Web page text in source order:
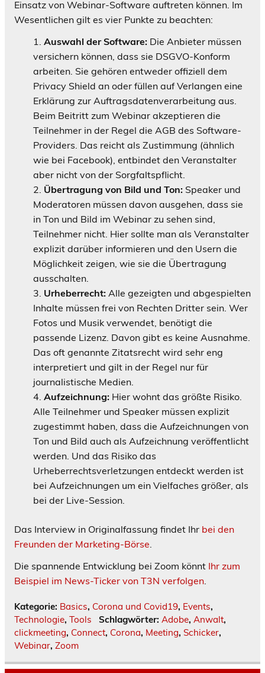
Einsatz von Webinar-Software auftreten können. Im
Wesentlichen gilt es vier Punkte zu beachten:
Auswahl der Software: Die Anbieter müssen
versichern können, dass sie DSGVO-Konform
arbeiten. Sie gehören entweder offiziell dem
Privacy Shield an oder füllen auf Verlangen eine
Erklärung zur Auftragsdatenverarbeitung aus.
Beim Beitritt zum Webinar akzeptieren die
Teilnehmer in der Regel die AGB des Software-
Providers. Das reicht als Zustimmung (ähnlich
wie bei Facebook), entbindet den Veranstalter
aber nicht von der Sorgfaltspflicht.
Übertragung von Bild und Ton: Speaker und
Moderatoren müssen davon ausgehen, dass sie
in Ton und Bild im Webinar zu sehen sind,
Teilnehmer nicht. Hier sollte man als Veranstalter
explizit darüber informieren und den Usern die
Möglichkeit zeigen, wie sie die Übertragung
ausschalten.
Urheberrecht: Alle gezeigten und abgespielten
Inhalte müssen frei von Rechten Dritter sein. Wer
Fotos und Musik verwendet, benötigt die
passende Lizenz. Davon gibt es keine Ausnahme.
Das oft genannte Zitatsrecht wird sehr eng
interpretiert und gilt in der Regel nur für
journalistische Medien.
Aufzeichnung: Hier wohnt das größte Risiko.
Alle Teilnehmer und Speaker müssen explizit
zugestimmt haben, dass die Aufzeichnungen von
Ton und Bild auch als Aufzeichnung veröffentlicht
werden. Und das Risiko das
Urheberrechtsverletzungen entdeckt werden ist
bei Aufzeichnungen um ein Vielfaches größer, als
bei der Live-Session.
Das Interview in Originalfassung findet Ihr bei den
Freunden der Marketing-Börse
Die spannende Entwicklung bei Zoom könnt Ihr zum
Beispiel im News-Ticker von T3N verfolgen
Kategorie: Basics, Corona und Covid19, Events,
Technologie, Tools Schlagwörter: Adobe, Anwalt,
clickmeeting, Connect, Corona, Meeting, Schicker,
Webinar, Zoom